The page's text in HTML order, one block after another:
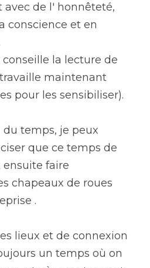
avec de l' honnêteté,
conscience et en
conseille la lecture de
maintenant
pour les sensibiliser).
temps, je peux
que ce temps de
faire
chapeaux de roues
.
lieux et de connexion
un temps où on